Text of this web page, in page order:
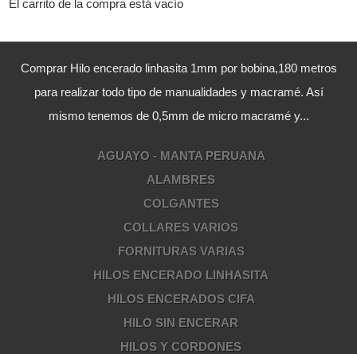
El carrito de la compra está vacío
Comprar Hilo encerado linhasita 1mm por bobina,180 metros
para realizar todo tipo de manualidades y macramé. Así
mismo tenemos de 0,5mm de micro macramé y...
AGUAYO - MANTA PERUANA
ALAMBRES
COLGANTES
COLLARES VARIOS
FORNITURAS VARIAS
HILOS ENCERADO LINHASITA
HILOS ENCERADOS CIFA
HILO SIN ENCERAR
HILOS Y CORDONES